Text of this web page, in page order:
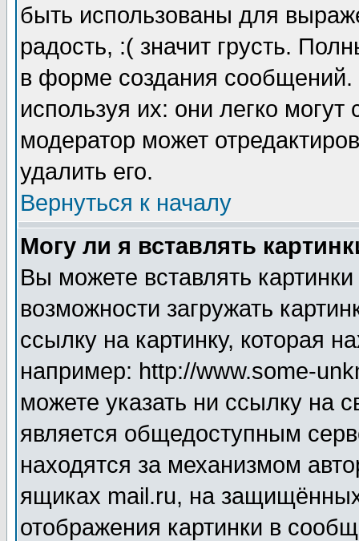
быть использованы для
радость, :( значит грусть.
в форме создания сообщений.
используя их: они легко
модератор может
удалить его.
Вернуться к началу
Могу ли я вставлять
Вы можете вставлять
возможности загружать
ссылку на картинку, которая
например: http://www.some-
можете указать ни ссылку на
является общедоступным
находятся за механизмом
ящиках mail.ru, на
отображения картинки в